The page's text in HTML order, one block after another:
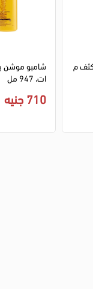
م
شامبو موشن
ات، 947 مل
710 جنيه